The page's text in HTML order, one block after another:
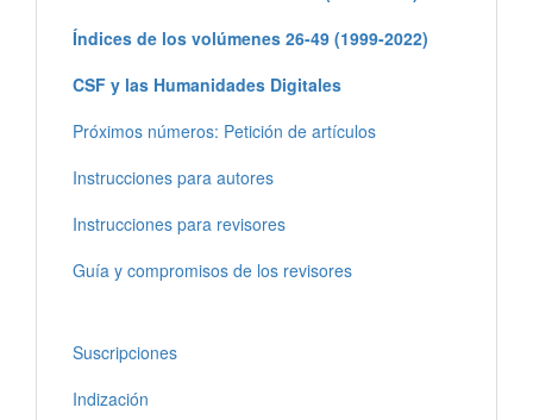
Índices de los volúmenes 26-49 (1999-2022)
CSF y las Humanidades Digitales
Próximos números: Petición de artículos
Instrucciones para autores
Instrucciones para revisores
Guía y compromisos de los revisores
Suscripciones
Indización